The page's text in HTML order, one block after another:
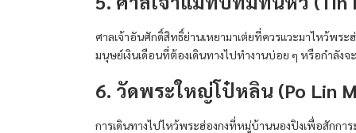
ศาลเจ้าอันศักดิ์สิทธิ์ย่านเหยามาเต่ยที่ควรแวะมาไหว้พร
มนุษย์เงินเดือนที่ต้องเดินทางไปทำงานบ่อย ๆ หรือกำลัง
6. วัดพระใหญ่โป๋หลิน (Po Lin
การเดินทางไปไหว้พระฮ่องกงที่หมู่บ้านนองปิงเพื่อสักกา